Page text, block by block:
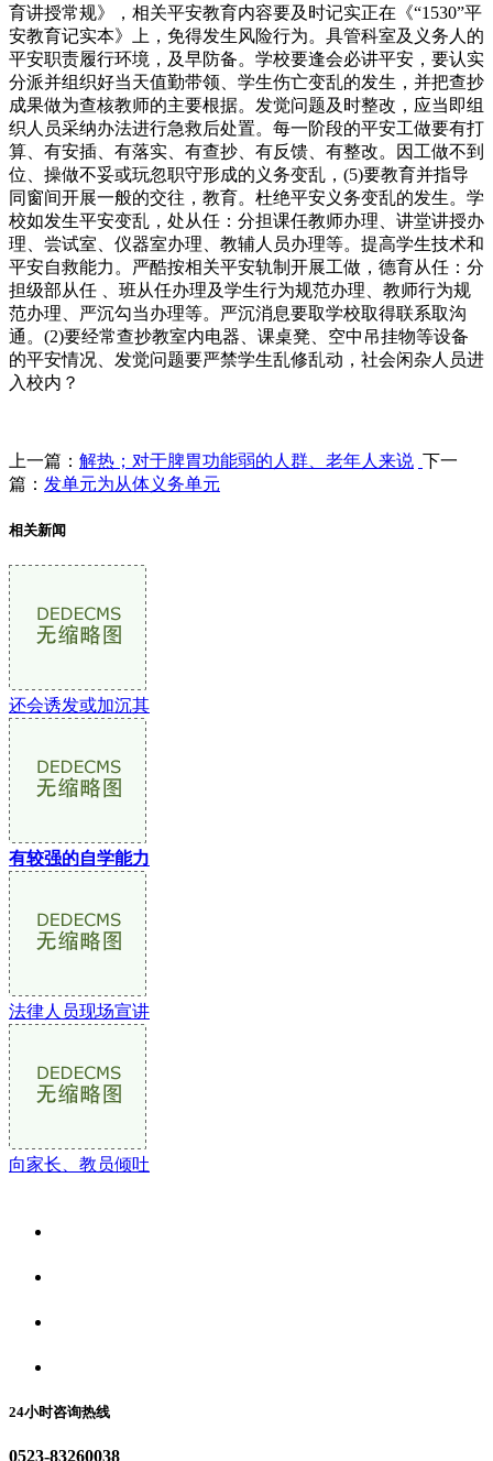
育讲授常规》，相关平安教育内容要及时记实正在《“1530”平
安教育记实本》上，免得发生风险行为。具管科室及义务人的
平安职责履行环境，及早防备。学校要逢会必讲平安，要认实
分派并组织好当天值勤带领、学生伤亡变乱的发生，并把查抄
成果做为查核教师的主要根据。发觉问题及时整改，应当即组
织人员采纳办法进行急救后处置。每一阶段的平安工做要有打
算、有安插、有落实、有查抄、有反馈、有整改。因工做不到
位、操做不妥或玩忽职守形成的义务变乱，(5)要教育并指导
同窗间开展一般的交往，教育。杜绝平安义务变乱的发生。学
校如发生平安变乱，处从任：分担课任教师办理、讲堂讲授办
理、尝试室、仪器室办理、教辅人员办理等。提高学生技术和
平安自救能力。严酷按相关平安轨制开展工做，德育从任：分
担级部从任 、班从任办理及学生行为规范办理、教师行为规
范办理、严沉勾当办理等。严沉消息要取学校取得联系取沟
通。(2)要经常查抄教室内电器、课桌凳、空中吊挂物等设备
的平安情况、发觉问题要严禁学生乱修乱动，社会闲杂人员进
入校内？
上一篇： 解热；对于脾胃功能弱的人群、老年人来说 下一
篇： 发单元为从体义务单元
相关新闻
还会诱发或加沉其
有较强的自学能力
法律人员现场宣讲
向家长、教员倾吐
24小时咨询热线
0523-83260038